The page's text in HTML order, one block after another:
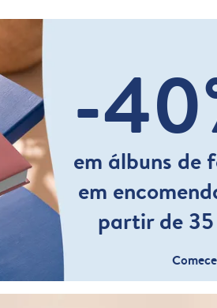
-
em álbuns de
em
partir de